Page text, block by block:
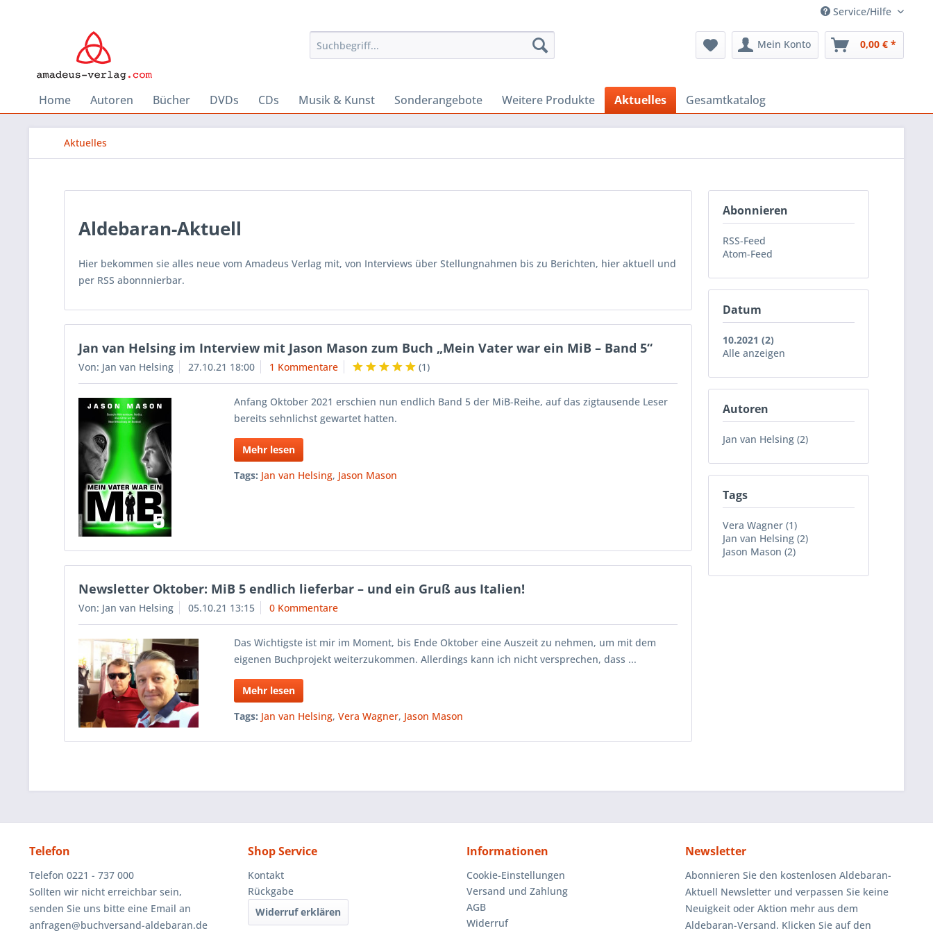
Service/Hilfe
Mein Konto 0,00 € *
Home Autoren Bücher DVDs CDs Musik & Kunst Sonderangebote Weitere Produkte Aktuelles Gesamtkatalog
Aktuelles
Abonnieren
RSS-Feed
Atom-Feed
Datum
10.2021 (2)
Alle anzeigen
Autoren
Jan van Helsing (2)
Tags
Vera Wagner (1)
Jan van Helsing (2)
Jason Mason (2)
Aldebaran-Aktuell
Hier bekommen sie alles neue vom Amadeus Verlag mit, von Interviews über Stellungnahmen bis zu Berichten, hier aktuell und
per RSS abonnnierbar.
Jan van Helsing im Interview mit Jason Mason zum Buch „Mein Vater war ein MiB – Band 5“
Von: Jan van Helsing 27.10.21 18:00 1 Kommentare (1)
Anfang Oktober 2021 erschien nun endlich Band 5 der MiB-Reihe, auf das zigtausende Leser
bereits sehnlichst gewartet hatten.
Mehr lesen
Tags: Jan van Helsing, Jason Mason
Newsletter Oktober: MiB 5 endlich lieferbar – und ein Gruß aus Italien!
Von: Jan van Helsing 05.10.21 13:15 0 Kommentare
Das Wichtigste ist mir im Moment, bis Ende Oktober eine Auszeit zu nehmen, um mit dem
eigenen Buchprojekt weiterzukommen. Allerdings kann ich nicht versprechen, dass ...
Mehr lesen
Tags: Jan van Helsing,Vera Wagner, Jason Mason
Telefon
Telefon 0221 - 737 000
Sollten wir nicht erreichbar sein,
senden Sie uns bitte eine Email an
anfragen@buchversand-aldebaran.de
Shop Service
Kontakt
Rückgabe
Widerruf erklären
Informationen
Cookie-Einstellungen
Versand und Zahlung
AGB
Widerruf
Newsletter
Abonnieren Sie den kostenlosen Aldebaran-
Aktuell Newsletter und verpassen Sie keine
Neuigkeit oder Aktion mehr aus dem
Aldebaran-Versand. Klicken Sie auf den